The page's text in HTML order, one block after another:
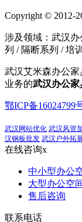
Copyright © 2012-
涉及领域：武汉
列 / 隔断系列 / 培
武汉艾米森办公
业务的武汉办公家
鄂ICP备16024799
武汉网站优化 武汉风管
汉钢板批发 武汉户外拓
在线咨询x
中小型办公
大型办公空
售后咨询
联系电话